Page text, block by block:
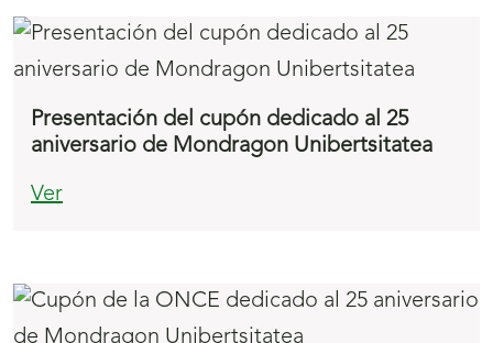
Presentación del cupón dedicado al 25
aniversario de Mondragon Unibertsitatea
Ver